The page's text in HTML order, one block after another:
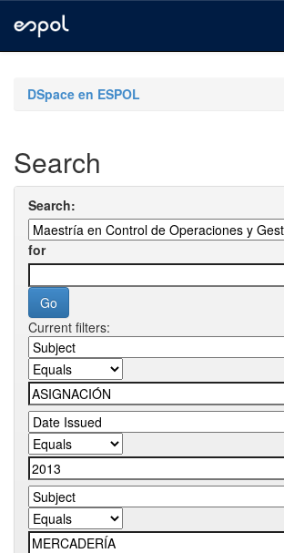
navigationDSpace en ESPOL
Search
Search:
for
Current filters: